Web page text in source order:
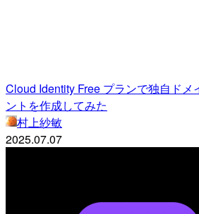
Cloud Identity Free プランで独自ドメ
ントを作成してみた
村上紗敏
2025.07.07